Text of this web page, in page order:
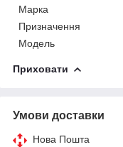
Марка
Призначення
Модель
Приховати
Умови доставки
Нова Пошта